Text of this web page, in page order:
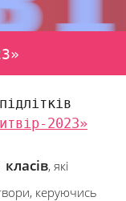
2023»
класів, які
керуючись